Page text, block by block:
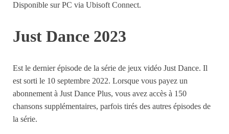
Disponible sur PC via Ubisoft Connect.
Just Dance 2023
Est le dernier épisode de la série de jeux vidéo Just Dance. Il
est sorti le 10 septembre 2022. Lorsque vous payez un
abonnement à Just Dance Plus, vous avez accès à 150
chansons supplémentaires, parfois tirés des autres épisodes de
la série.